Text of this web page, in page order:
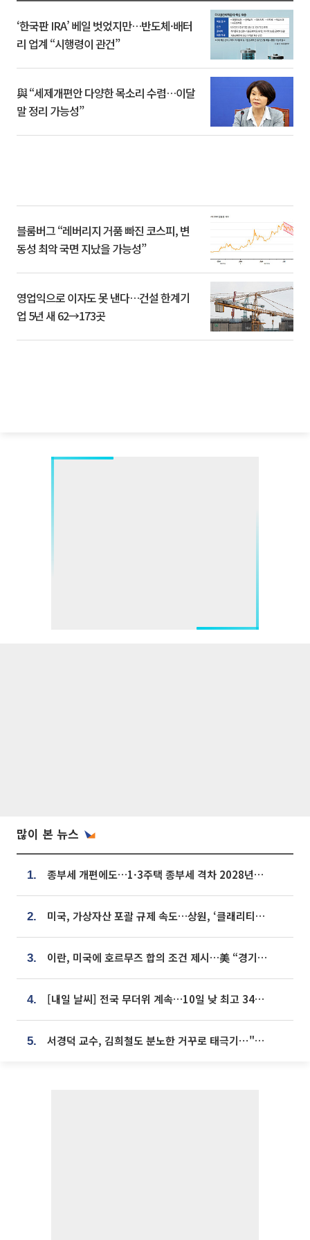
‘한국판 IRA’ 베일 벗었지만…반도체·배터
리 업계 “시행령이 관건”
與 “세제개편안 다양한 목소리 수렴…이달
말 정리 가능성”
블룸버그 “레버리지 거품 빠진 코스피, 변
동성 최악 국면 지났을 가능성”
영업익으로 이자도 못 낸다…건설 한계기
업 5년 새 62→173곳
많이 본 뉴스
1. 종부세 개편에도…1·3주택 종부세 격차 2028년부터 확대
2. 미국, 가상자산 포괄 규제 속도…상원, ‘클래리티법’ 9월 절차투표 추진
3. 이란, 미국에 호르무즈 합의 조건 제시…美 “경기 아직 안 끝나” [종합]
4. [내일 날씨] 전국 무더위 계속…10일 낮 최고 34도 육박
5. 서경덕 교수, 김희철도 분노한 거꾸로 태극기⋯"엉터리는 아냐, 아쉬울 뿐"